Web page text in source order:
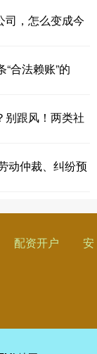
司，怎么变成今
合法赖账”的
别跟风！两类社
动仲裁、纠纷预
配资开户
安